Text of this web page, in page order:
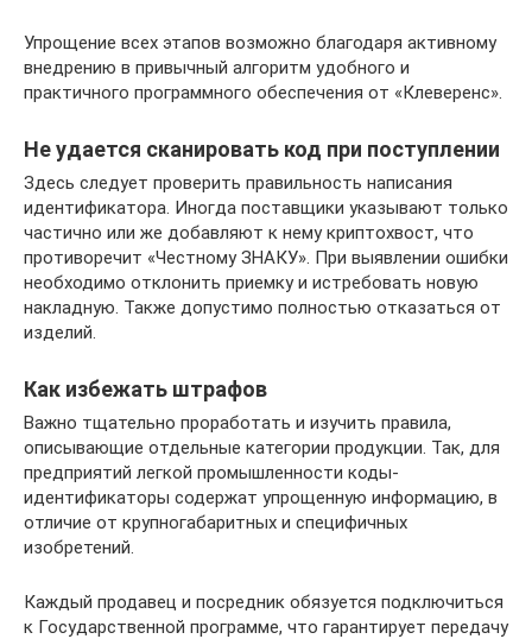
Упрощение всех этапов возможно благодаря активному
внедрению в привычный алгоритм удобного и
практичного программного обеспечения от «Клеверенс».
Не удается сканировать код при поступлении
Здесь следует проверить правильность написания
идентификатора. Иногда поставщики указывают только
частично или же добавляют к нему криптохвост, что
противоречит «Честному ЗНАКУ». При выявлении ошибки
необходимо отклонить приемку и истребовать новую
накладную. Также допустимо полностью отказаться от
изделий.
Как избежать штрафов
Важно тщательно проработать и изучить правила,
описывающие отдельные категории продукции. Так, для
предприятий легкой промышленности коды-
идентификаторы содержат упрощенную информацию, в
отличие от крупногабаритных и специфичных
изобретений.
Каждый продавец и посредник обязуется подключиться
к Государственной программе, что гарантирует передачу